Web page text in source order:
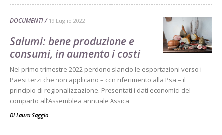
DOCUMENTI 19 Luglio 2022
Salumi: bene produzione e
consumi, in aumento i costi
Nel primo trimestre 2022 perdono slancio le esportazioni verso i
Paesi terzi che non applicano – con riferimento alla Psa – il
principio di regionalizzazione. Presentati i dati economici del
comparto all’Assemblea annuale Assica
Di Laura Saggio -